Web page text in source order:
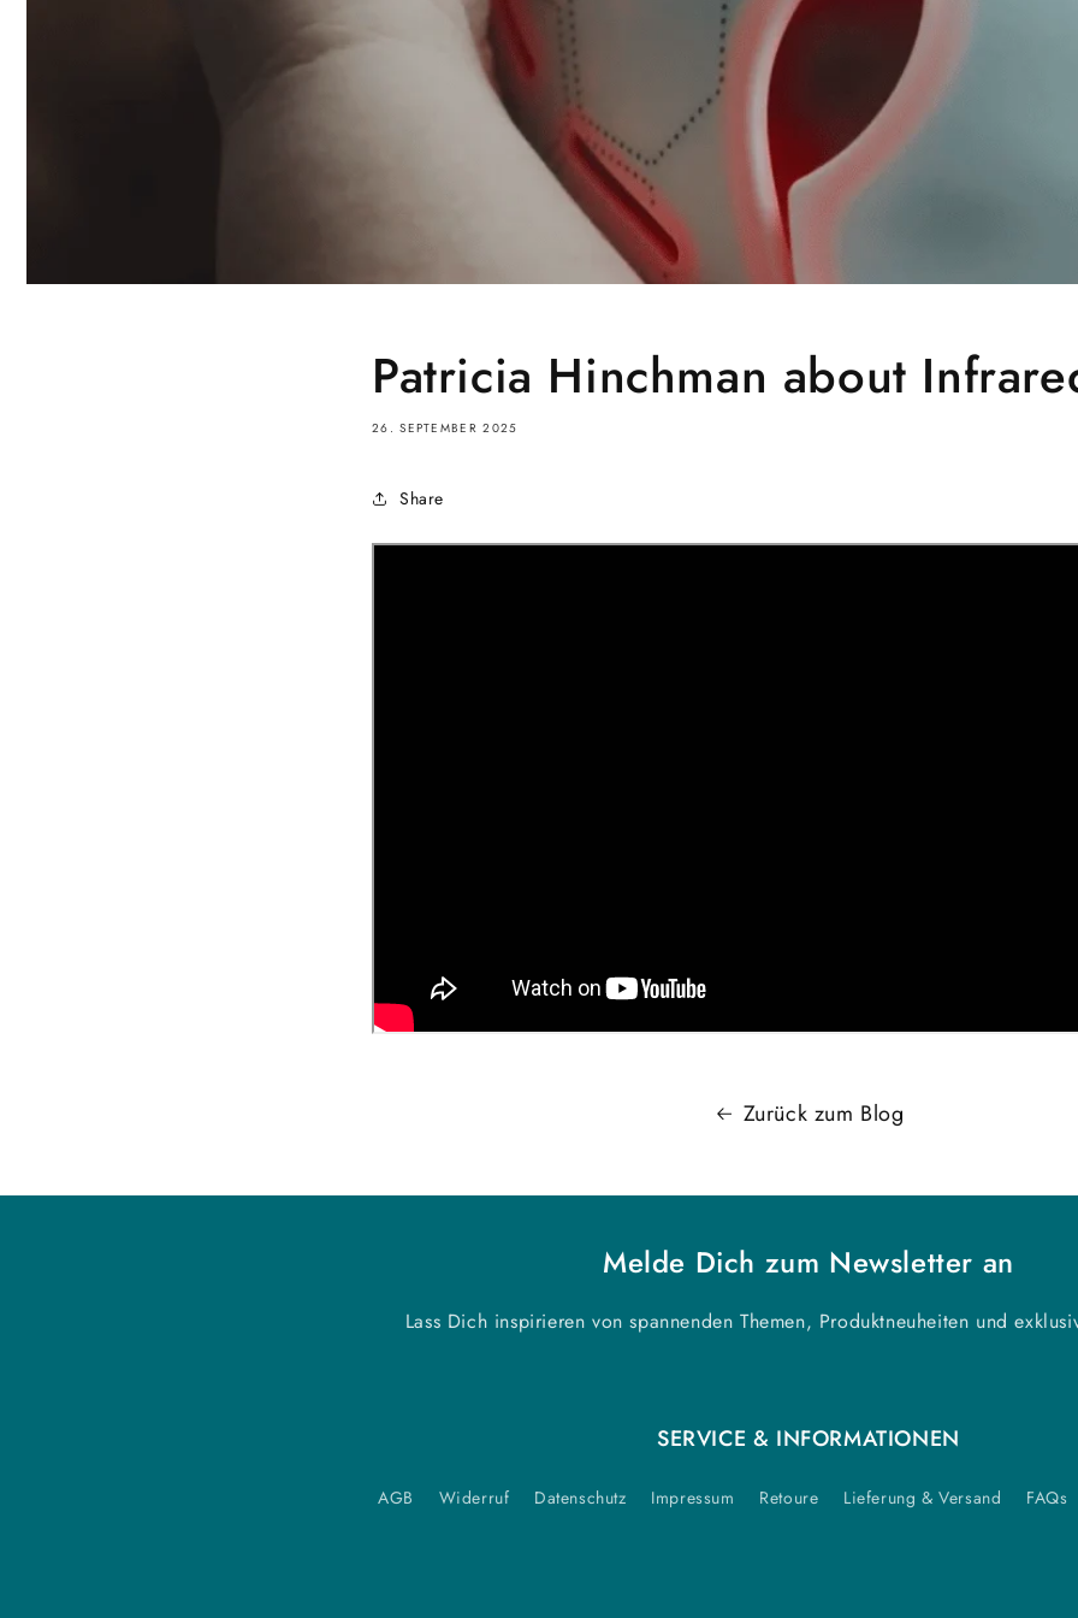
Patricia Hinchman about
26. SEPTEMBER 2025
Share
Zurück zum Blog
Melde Dich zum Newsletter an
Lass Dich inspirieren von spannenden Themen, Produktneuheiten und
SERVICE & INFORMATIONEN
AGB Widerruf Datenschutz Impressum Retoure Lieferung & Versand FAQs